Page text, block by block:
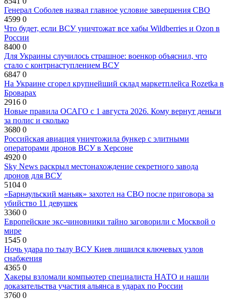
Генерал Соболев назвал главное условие завершения СВО
4599 0
Что будет, если ВСУ уничтожат все хабы Wildberries и Ozon в
России
8400 0
Для Украины случилось страшное: военкор объяснил, что
стало с контрнаступлением ВСУ
6847 0
На Украине сгорел крупнейший склад маркетплейса Rozetka в
Броварах
2916 0
Новые правила ОСАГО с 1 августа 2026. Кому вернут деньги
за полис и сколько
3680 0
Российская авиация уничтожила бункер с элитными
операторами дронов ВСУ в Херсоне
4920 0
Sky News раскрыл местонахождение секретного завода
дронов для ВСУ
5104 0
«Барнаульский маньяк» захотел на СВО после приговора за
убийство 11 девушек
3360 0
Европейские экс-чиновники тайно заговорили с Москвой о
мире
1545 0
Ночь удара по тылу ВСУ Киев лишился ключевых узлов
снабжения
4365 0
Хакеры взломали компьютер специалиста НАТО и нашли
доказательства участия альянса в ударах по России
3760 0